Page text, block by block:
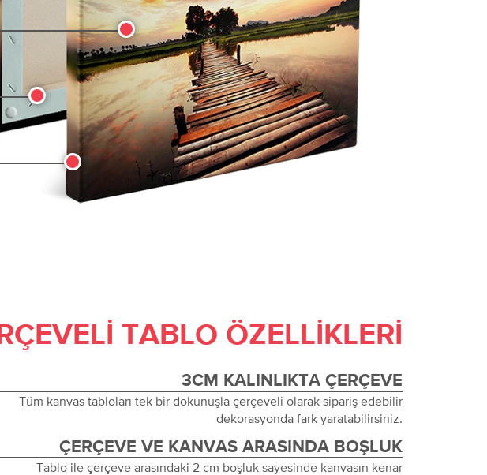
TABLO ÖZELLIKLERI
3CM KALINLIKTA ÇERÇEVE
Tüm kanvas tabloları tek bir dokunuşla çerçeveli olarak sipariş edebilir
dekorasyonda fark yaratabilirsiniz.
ÇERÇEVE VE KANVAS ARASINDA BOŞLUK
Tablo ile çerçeve arasındaki 2 cm boşluk sayesinde kanvasın kenar